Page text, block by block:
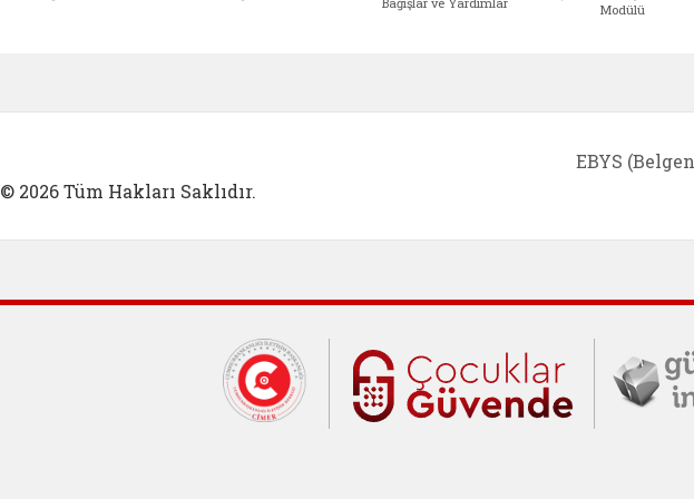
Modülü
© 2026 Tüm Hakları Saklıdır.
EBYS
Cumhurbaşkanlığı İletişim Merkezi
Çocuklar